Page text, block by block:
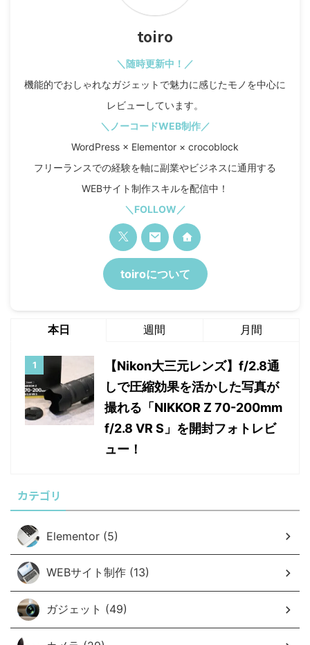
toiro
＼随時更新中！／
機能的でおしゃれなガジェットで魅力に感じたモノを中心に
レビューしています。
＼ノーコードWEB制作／
WordPress × Elementor × crocoblock
フリーランスでの経験を軸に副業やビジネスに通用する
WEBサイト制作スキルを配信中！
＼FOLLOW／
toiroについて
本日 週間 月間
【Nikon大三元レンズ】f/2.8通
しで圧縮効果を活かした写真が
撮れる「NIKKOR Z 70-200mm
f/2.8 VR S」を開封フォトレビ
ュー！
カテゴリ
Elementor (5)
WEBサイト制作 (13)
ガジェット (49)